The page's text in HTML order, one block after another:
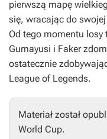
pierwszą mapę
się, wracając do
Od tego momentu losy
Gumayusi i Faker
ostatecznie
League of Legends.
Materiał został
World Cup.